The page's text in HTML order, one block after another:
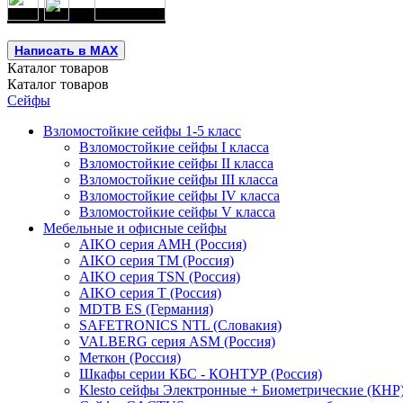
Написать в MAX
Каталог товаров
Каталог товаров
Сейфы
Взломостойкие сейфы 1-5 класс
Взломостойкие сейфы I класса
Взломостойкие сейфы II класса
Взломостойкие сейфы III класса
Взломостойкие сейфы IV класса
Взломостойкие сейфы V класса
Мебельные и офисные сейфы
AIKO серия AMH (Россия)
AIKO серия TM (Россия)
AIKO серия TSN (Россия)
AIKO серия Т (Россия)
MDTB ES (Германия)
SAFETRONICS NTL (Словакия)
VALBERG серия ASM (Россия)
Меткон (Россия)
Шкафы серии КБС - КОНТУР (Россия)
Klesto сейфы Электронные + Биометрические